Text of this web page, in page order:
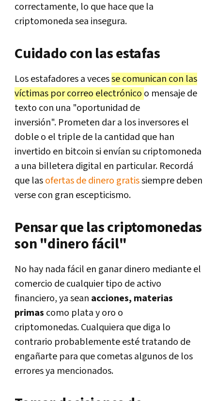
correctamente, lo que hace que la
criptomoneda sea insegura.
Cuidado con las estafas
Los estafadores a vecesse comunican con las
víctimas por correo electrónico o mensaje de
texto con una "oportunidad de
inversión". Prometen dar a los inversores el
doble o el triple de la cantidad que han
invertido en bitcoin si envían su criptomoneda
a una billetera digital en particular. Recordá
que lasofertas de dinero gratissiempre deben
verse con gran escepticismo.
Pensar que las criptomonedas
son "dinero fácil"
No hay nada fácil en ganar dinero mediante el
comercio de cualquier tipo de activo
financiero, ya sean acciones, materias
primas como plata y oro o
criptomonedas. Cualquiera que diga lo
contrario probablemente esté tratando de
engañarte para que cometas algunos de los
errores ya mencionados.